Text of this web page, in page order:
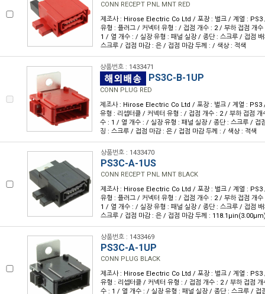
CONN RECEPT PNL MNT RED
제조사 : Hirose Electric Co Ltd / 포장 : 벌크 / 계열 : PS3
유형 : 플러그 / 커넥터 유형 : / 접점 개수 : 2 / 부하 접점 개
1 / 열 개수 : / 실장 유형 : 패널 실장 / 종단 : 스크루 / 접점
스크루 / 접점 마감 : 은 / 접점 마감 두께 : / 색상 : 적색
상품번호 : 1433471
PS3C-B-1UP
CONN PLUG RED
제조사 : Hirose Electric Co Ltd / 포장 : 벌크 / 계열 : PS3
유형 : 리셉터클 / 커넥터 유형 : / 접점 개수 : 2 / 부하 접점
수 : 1 / 열 개수 : / 실장 유형 : 패널 실장 / 종단 : 스크루 / 접
징 : 스크루 / 접점 마감 : 은 / 접점 마감 두께 : / 색상 : 적색
상품번호 : 1433470
PS3C-A-1US
CONN RECEPT PNL MNT BLACK
제조사 : Hirose Electric Co Ltd / 포장 : 벌크 / 계열 : PS3
유형 : 플러그 / 커넥터 유형 : / 접점 개수 : 2 / 부하 접점 개
1 / 열 개수 : / 실장 유형 : 패널 실장 / 종단 : 스크루 / 접점
스크루 / 접점 마감 : 은 / 접점 마감 두께 :
상품번호 : 1433469
PS3C-A-1UP
CONN PLUG BLACK
제조사 : Hirose Electric Co Ltd / 포장 : 벌크 / 계열 : PS3
유형 : 리셉터클 / 커넥터 유형 : / 접점 개수 : 2 / 부하 접점
수 : 1 / 열 개수 : / 실장 유형 : 패널 실장 / 종단 : 스크루 / 접